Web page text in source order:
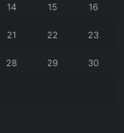
14 15 16
21 22 23
28 29 30